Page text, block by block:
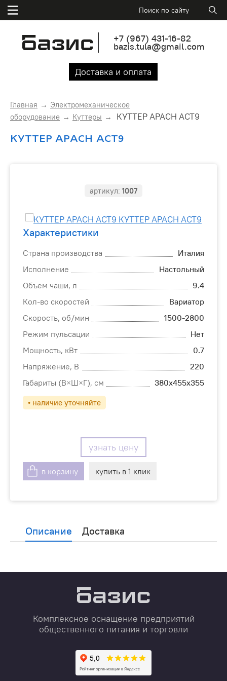
+7 (967) 431-16-82
bazis.tula@gmail.com
Доставка и оплата
Главная
Электромеханическое
оборудование
Куттеры КУТТЕР APACH ACT9
КУТТЕР APACH ACT9
артикул: 1007
Характеристики
Страна производства
Италия
Исполнение
Настольный
Объем чаши, л
9.4
Кол-во скоростей
Вариатор
Скорость, об/мин
1500-2800
Режим пульсации
Нет
Мощность, кВт
0.7
Напряжение, В
220
Габариты (В×Ш×Г), см
380х455х355
• наличие уточняйте
узнать цену
в корзину купить в 1 клик
Описание Доставка
Комплексное оснащение предприятий
общественного питания и торговли